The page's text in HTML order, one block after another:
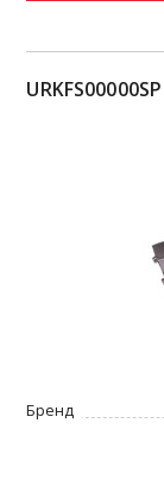
Бренд